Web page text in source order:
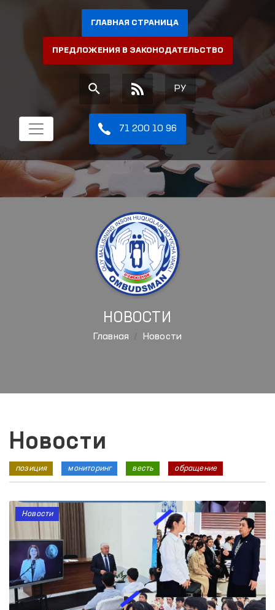
ГЛАВНАЯ СТРАНИЦА
ПРЕДЛОЖЕНИЯ В ЗАКОНОДАТЕЛЬСТВО
РУ
71 200 10 96
НОВОСТИ
Главная Новости
Новости
позиция мониторинг весть обращение
Новости